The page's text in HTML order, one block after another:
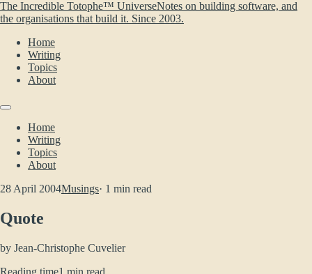
The Incredible Totophe™ UniverseNotes on building software, and
the organisations that build it. Since 2003.
Home
Writing
Topics
About
Home
Writing
Topics
About
28 April 2004Musings· 1 min read
Quote
by Jean-Christophe Cuvelier
Reading time1 min read